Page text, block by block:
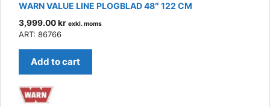
WARN VALUE LINE PLOGBLAD 48″ 122 CM
3,999.00kr exkl. moms
ART: 86766
Add to cart